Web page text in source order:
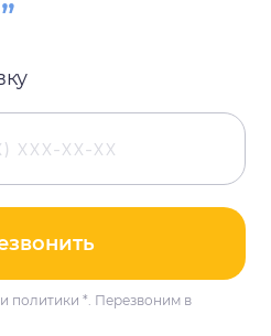
политики *. Перезвоним в